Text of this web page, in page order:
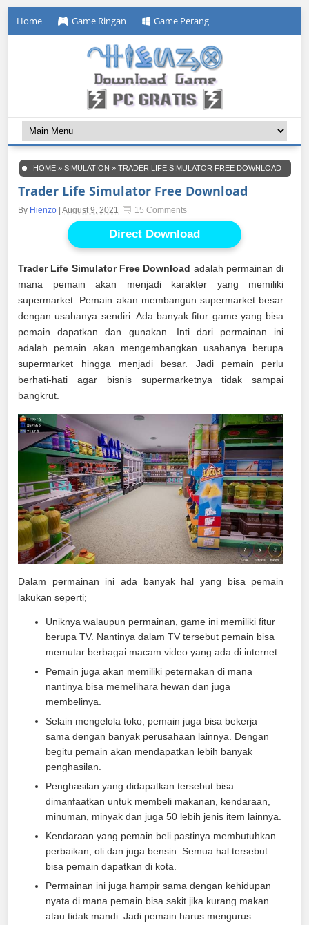
Home Game Ringan Game Perang
HOME »SIMULATION »TRADER LIFE SIMULATOR FREE DOWNLOAD
Trader Life Simulator Free Download
By Hienzo |August 9, 2021 15 Comments
Direct Download
Trader Life Simulator Free Download adalah permainan di
mana pemain akan menjadi karakter yang memiliki
supermarket. Pemain akan membangun supermarket besar
dengan usahanya sendiri. Ada banyak fitur game yang bisa
pemain dapatkan dan gunakan. Inti dari permainan ini
adalah pemain akan mengembangkan usahanya berupa
supermarket hingga menjadi besar. Jadi pemain perlu
berhati-hati agar bisnis supermarketnya tidak sampai
bangkrut.
Dalam permainan ini ada banyak hal yang bisa pemain
lakukan seperti;
Uniknya walaupun permainan, game ini memiliki fitur
berupa TV. Nantinya dalam TV tersebut pemain bisa
memutar berbagai macam video yang ada di internet.
Pemain juga akan memiliki peternakan di mana
nantinya bisa memelihara hewan dan juga
membelinya.
Selain mengelola toko, pemain juga bisa bekerja
sama dengan banyak perusahaan lainnya. Dengan
begitu pemain akan mendapatkan lebih banyak
penghasilan.
Penghasilan yang didapatkan tersebut bisa
dimanfaatkan untuk membeli makanan, kendaraan,
minuman, minyak dan juga 50 lebih jenis item lainnya.
Kendaraan yang pemain beli pastinya membutuhkan
perbaikan, oli dan juga bensin. Semua hal tersebut
bisa pemain dapatkan di kota.
Permainan ini juga hampir sama dengan kehidupan
nyata di mana pemain bisa sakit jika kurang makan
atau tidak mandi. Jadi pemain harus mengurus